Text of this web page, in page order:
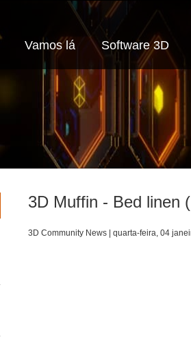
Vamos lá Software 3D
3D Muffin - Bed linen
3D Community News | quarta-feira, 04